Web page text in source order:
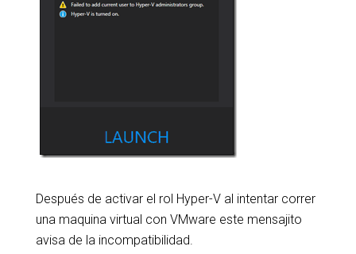
Después de activar el rol Hyper-V al intentar correr
una maquina virtual con VMware este mensajito
avisa de la incompatibilidad.